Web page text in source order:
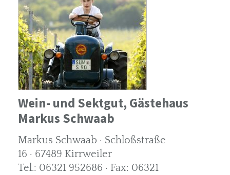
Wein- und Sektgut, Gästehaus
Markus Schwaab
Markus Schwaab · Schloßstraße
16 · 67489 Kirrweiler
Tel.: 06321 952686 · Fax: 06321